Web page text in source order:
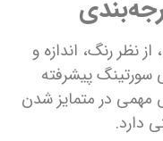
رنگ، اندازه و
پیشرفته
در متمایز شدن
دارد.